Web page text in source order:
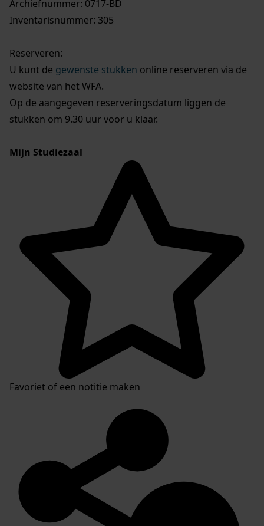
Archiefnummer: 0717-BD
Inventarisnummer: 305
Reserveren:
U kunt de gewenste stukken online reserveren via de
website van het WFA.
Op de aangegeven reserveringsdatum liggen de
stukken om 9.30 uur voor u klaar.
Mijn Studiezaal
Favoriet of een notitie maken